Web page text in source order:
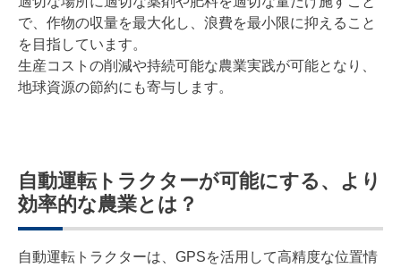
で、作物の収量を最大化し、浪費を最小限に抑えること
を目指しています。
生産コストの削減や持続可能な農業実践が可能となり、
地球資源の節約にも寄与します。
自動運転トラクターが可能にする、より
効率的な農業とは？
自動運転トラクターは、GPSを活用して高精度な位置情